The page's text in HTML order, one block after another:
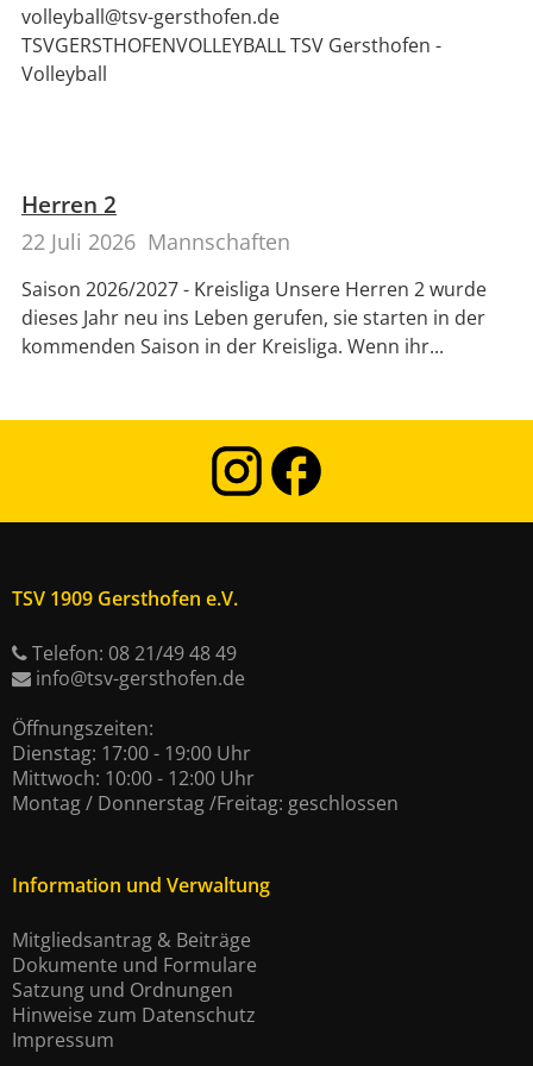
volleyball@tsv-gersthofen.de
TSVGERSTHOFENVOLLEYBALL TSV Gersthofen -
Volleyball
Herren 2
22 Juli 2026 Mannschaften
Saison 2026/2027 - Kreisliga Unsere Herren 2 wurde
dieses Jahr neu ins Leben gerufen, sie starten in der
kommenden Saison in der Kreisliga. Wenn ihr...
TSV 1909 Gersthofen e.V.
Telefon: 08 21/49 48 49
info@tsv-gersthofen.de
Öffnungszeiten:
Dienstag: 17:00 - 19:00 Uhr
Mittwoch: 10:00 - 12:00 Uhr
Montag / Donnerstag /Freitag: geschlossen
Information und Verwaltung
Mitgliedsantrag & Beiträge
Dokumente und Formulare
Satzung und Ordnungen
Hinweise zum Datenschutz
Impressum